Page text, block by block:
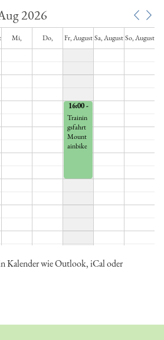
2026
Mi,
Do,
Fr, August Sa, AugustSo, August
16:00 -
19:00
Trainin
gsfahrt
Mount
ainbike
Kalender wie Outlook, iCal oder